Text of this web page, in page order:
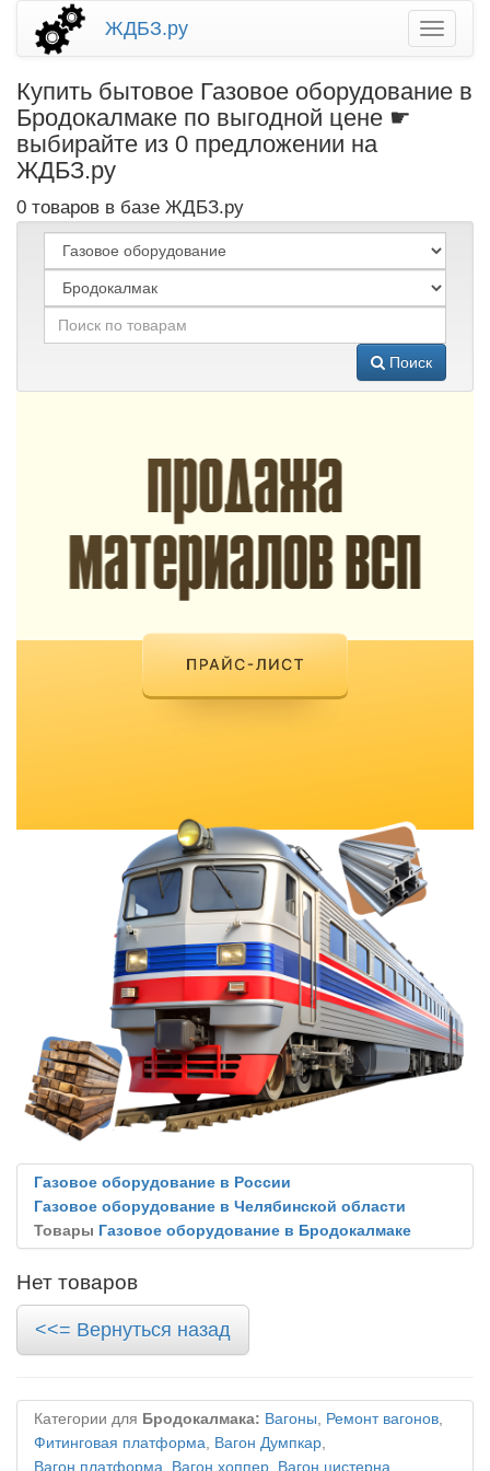
ЖДБЗ.ру
Купить бытовое Газовое оборудование в
Бродокалмаке по выгодной цене ☛
выбирайте из 0 предложении на
ЖДБЗ.ру
0 товаров в базе ЖДБЗ.ру
Поиск
Газовое оборудование в России
Газовое оборудование в Челябинской области
Товары Газовое оборудование в Бродокалмаке
Нет товаров
<<= Вернуться назад
Категории для Бродокалмака: Вагоны, Ремонт вагонов,
Фитинговая платформа, Вагон Думпкар,
Вагон платформа
Вагон хоппер Вагон цистерна